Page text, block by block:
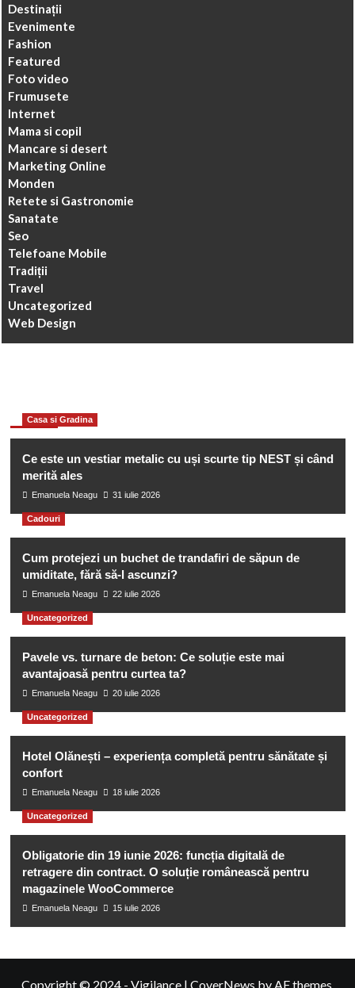
Destinații
Evenimente
Fashion
Featured
Foto video
Frumusete
Internet
Mama si copil
Mancare si desert
Marketing Online
Monden
Retete si Gastronomie
Sanatate
Seo
Telefoane Mobile
Tradiții
Travel
Uncategorized
Web Design
You may have missed
Casa si Gradina
Ce este un vestiar metalic cu uși scurte tip NEST și când
merită ales
Emanuela Neagu 31 iulie 2026
Cadouri
Cum protejezi un buchet de trandafiri de săpun de
umiditate, fără să-l ascunzi?
Emanuela Neagu 22 iulie 2026
Uncategorized
Pavele vs. turnare de beton: Ce soluție este mai
avantajoasă pentru curtea ta?
Emanuela Neagu 20 iulie 2026
Uncategorized
Hotel Olănești – experiența completă pentru sănătate și
confort
Emanuela Neagu 18 iulie 2026
Uncategorized
Obligatorie din 19 iunie 2026: funcția digitală de
retragere din contract. O soluție românească pentru
magazinele WooCommerce
Emanuela Neagu 15 iulie 2026
Copyright © 2024 - Vigilance | CoverNews by AF themes.